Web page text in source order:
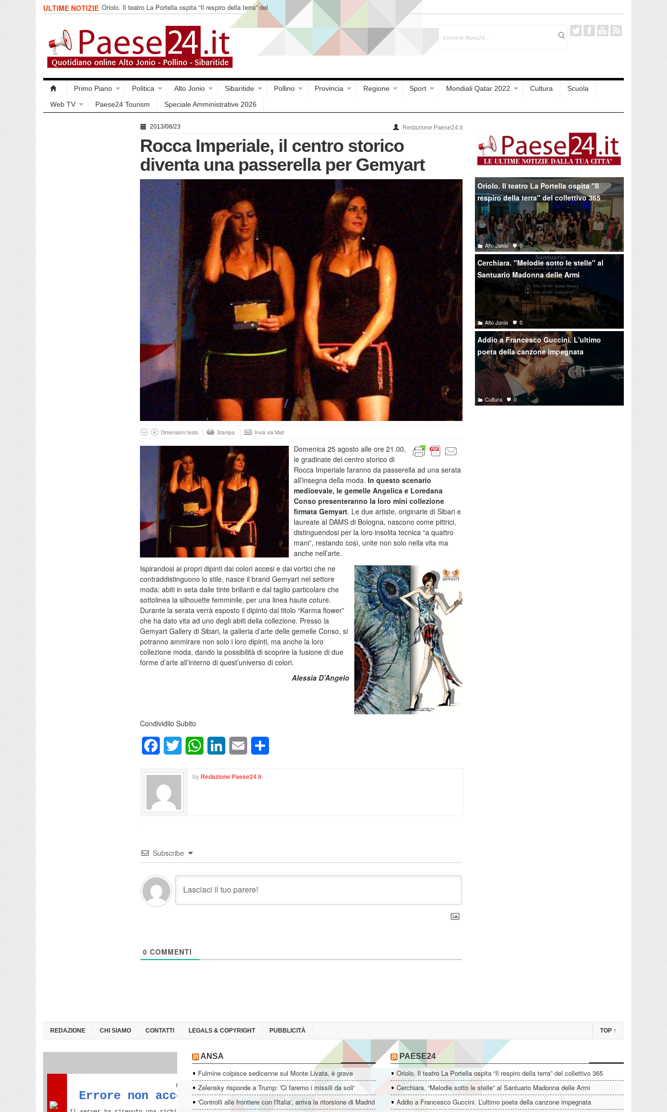
ULTIME NOTIZIE Oriolo. Il teatro La Portella ospita “Il respiro della terra” del
collettivo 365
Primo Piano Politica Alto Jonio Sibaritide Pollino Provincia Regione Sport Mondiali Qatar 2022 Cultura
Scuola
Web TV
Paese24 Tourism Speciale Amministrative 2026
2013/08/23 Redazione Paese24.it
Rocca Imperiale, il centro storico
diventa una passerella per Gemyart
Dimensioni testo Stampa Invia via Mail
Domenica 25 agosto alle ore 21.00,
le gradinate del centro storico di
Rocca Imperiale faranno da passerella ad una serata
all’insegna della moda. In questo scenario
medioevale, le gemelle Angelica e Loredana
Conso presenteranno la loro mini collezione
firmata Gemyart. Le due artiste, originarie di Sibari e
laureate al DAMS di Bologna, nascono come pittrici,
distinguendosi per la loro insolita tecnica “a quattro
mani”, restando così, unite non solo nella vita ma
anche nell’arte.
Ispirandosi ai propri dipinti dai colori accesi e dai vortici che ne
contraddistinguono lo stile, nasce il brand Gemyart nel settore
moda: abiti in seta dalle tinte brillanti e dal taglio particolare che
sottolinea la silhouette femminile, per una linea haute coture.
Durante la serata verrà esposto il dipinto dal titolo “Karma flower”
che ha dato vita ad uno degli abiti della collezione. Presso la
Gemyart Gallery di Sibari, la galleria d’arte delle gemelle Conso, si
potranno ammirare non solo i loro dipinti, ma anche la loro
collezione moda, dando la possibilità di scoprire la fusione di due
forme d’arte all’interno di quest’universo di colori.
Alessia D’Angelo
Condividilo Subito
FacebookTwitter WhatsAppLinkedInEmail
by Redazione Paese24.it
Subscribe
0 COMMENTI
Oriolo. Il teatro La Portella ospita "Il
respiro della terra" del collettivo 365
Alto Jonio 0
Cerchiara. "Melodie sotto le stelle" al
Santuario Madonna delle Armi
Alto Jonio 0
Addio a Francesco Guccini. L'ultimo
poeta della canzone impegnata
Cultura 0
REDAZIONE CHI SIAMO CONTATTI LEGALS & COPYRIGHT PUBBLICITÀ TOP ↑
ANSA
Fulmine colpisce sedicenne sul Monte Livata, è grave
Zelensky risponde a Trump: 'Ci faremo i missili da soli'
'Controlli alle frontiere con l'Italia', arriva la ritorsione di Madrid
PAESE24
Oriolo. Il teatro La Portella ospita “Il respiro della terra” del collettivo 365
Cerchiara. “Melodie sotto le stelle” al Santuario Madonna delle Armi
Addio a Francesco Guccini. L’ultimo poeta della canzone impegnata